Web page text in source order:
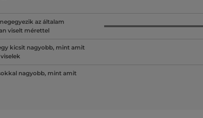
az általam
viselt mérettel
kicsit nagyobb, mint amit
nagyobb, mint amit